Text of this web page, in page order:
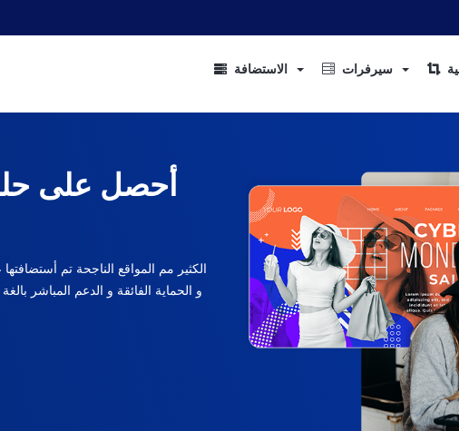
أحصل على
الكثير مم المواقع الناجحة تم
و الحماية الفائقة و الدعم المباشر